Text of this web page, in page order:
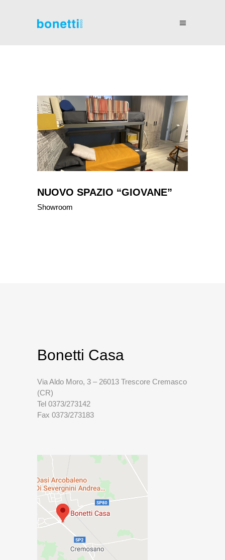
NUOVO SPAZIO “GIOVANE”
Showroom
Bonetti Casa
Via Aldo Moro, 3 – 26013 Trescore Cremasco
(CR)
Tel 0373/273142
Fax 0373/273183